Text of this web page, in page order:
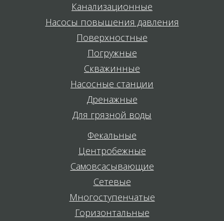
Канализационные
Насосы повышения давления
Поверхностные
Погружные
Скважинные
Насосные станции
Дренажные
Для грязной воды
Фекальные
Центробежные
Самовсасывающие
Сетевые
Многоступенчатые
Горизонтальные